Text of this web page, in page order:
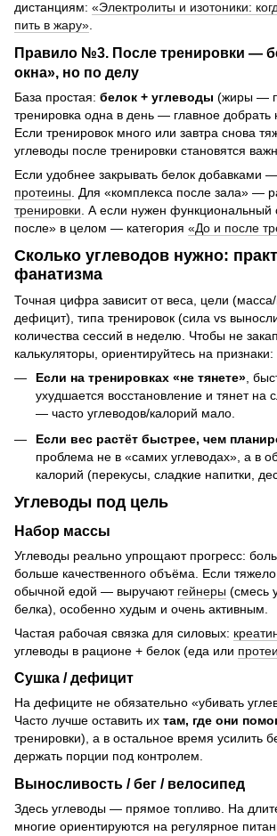
дистанциям: «Электролиты и изотоники:
пить в жару»
Правило №3. После тренировки —
окна», но по делу
База простая: белок + углеводы (жиры —
тренировка одна в день — главное добрать
Если тренировок много или завтра снова
углеводы после тренировки становятся
Если удобнее закрывать белок добавками
протеины . Для «комплекса после зала» —
тренировки . А если нужен функциональный
после» в целом — категория «До и после
Сколько углеводов нужно:
фанатизма
Точная цифра зависит от веса, цели
дефицит), типа тренировок (сила vs
количества сессий в неделю. Чтобы не
калькуляторы, ориентируйтесь на признаки:
Если на тренировках «не тянете»,
ухудшается восстановление и тянет на
— часто углеводов/калорий мало.
Если вес растёт быстрее, чем
проблема не в «самих углеводах», а в
калорий (перекусы, сладкие напитки,
Углеводы под цель
Набор массы
Углеводы реально упрощают прогресс:
больше качественного объёма. Если
обычной едой — выручают гейнеры (смесь
белка), особенно худым и очень активным.
Частая рабочая связка для силовых:
углеводы в рационе + белок (еда или
Сушка / дефицит
На дефиците не обязательно «убивать
Часто лучше оставить их там, где они
тренировки), а в остальное время усилить
держать порции под контролем.
Выносливость / бег / велосипед
Здесь углеводы — прямое топливо. На
многие ориентируются на регулярное